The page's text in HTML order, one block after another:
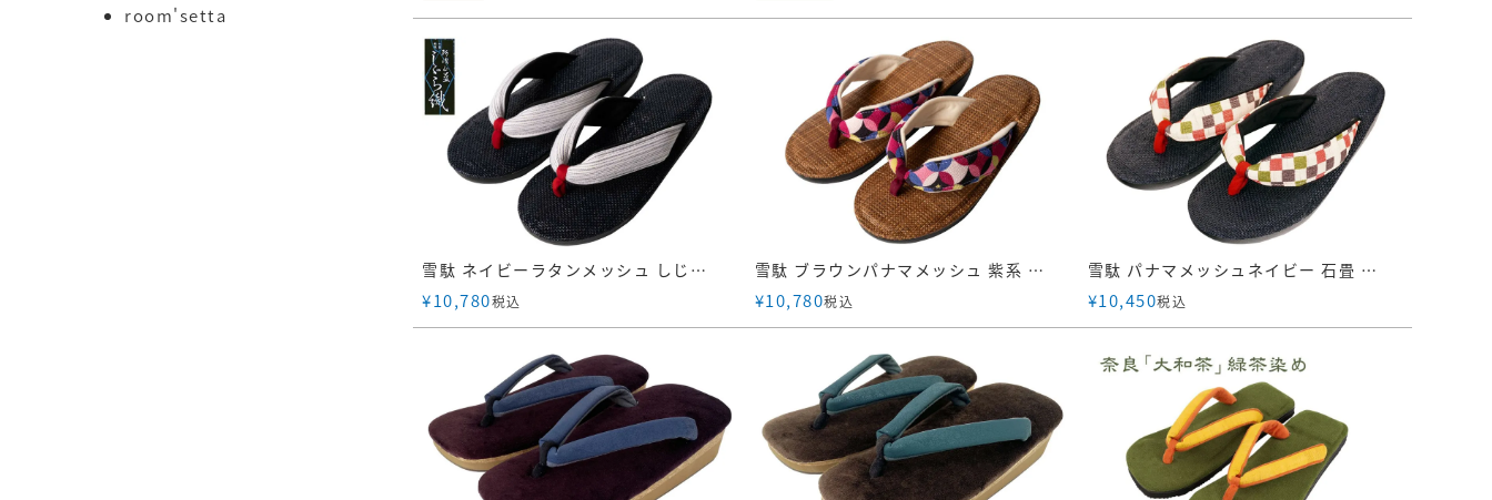
雪駄 ネイビーラタンメッシュ しじら織 縦縞柄 平鼻緒 【レディース】｜R470
¥10,780税込
雪駄 ブラウンパナマメッシュ 紫系 七宝 【レディース】｜R471
¥10,780税込
雪駄 パナマメッシュネイビー 石畳 【レディース】｜R257
¥10,450税込
room'setta